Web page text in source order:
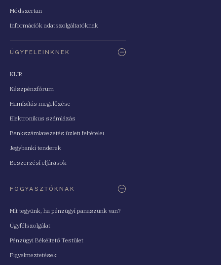
Módszertan
Információk adatszolgáltatóknak
ÜGYFELEINKNEK
KLIR
Készpénzfórum
Hamisítás megelőzése
Elektronikus számlázás
Bankszámlavezetés üzleti feltételei
Jegybanki tenderek
Beszerzési eljárások
FOGYASZTÓKNAK
Mit tegyünk, ha pénzügyi panaszunk van?
Ügyfélszolgálat
Pénzügyi Békéltető Testület
Figyelmeztetések